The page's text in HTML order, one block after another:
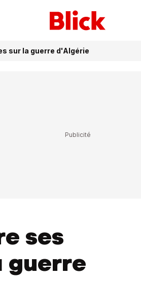
sur la guerre d'Algérie
ses
guerre